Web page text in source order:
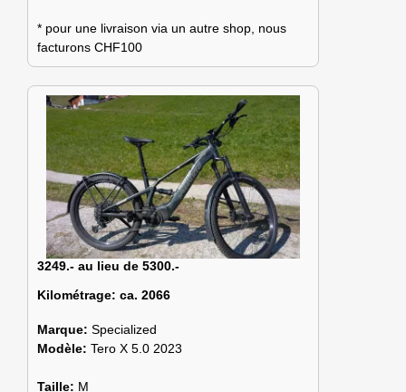
* pour une livraison via un autre shop, nous
facturons CHF100
3249.- au lieu de 5300.-
Kilométrage: ca. 2066
Marque: Specialized
Modèle: Tero X 5.0 2023
Taille: M